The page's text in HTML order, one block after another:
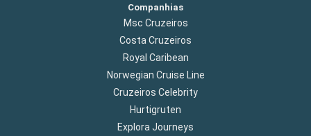
Companhias
Msc Cruzeiros
Costa Cruzeiros
Royal Caribean
Norwegian Cruise Line
Cruzeiros Celebrity
Hurtigruten
Explora Journeys